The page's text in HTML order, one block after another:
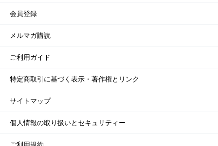
会員登録
メルマガ購読
ご利用ガイド
特定商取引に基づく表示・著作権とリンク
サイトマップ
個人情報の取り扱いとセキュリティー